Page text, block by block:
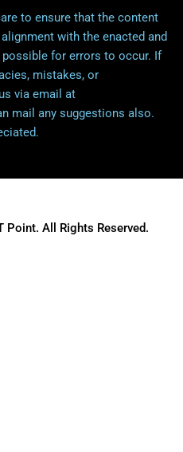
to ensure that the content
with the enacted and
for errors to occur. If
mistakes, or
via email at
mail any suggestions also.
All Rights Reserved.